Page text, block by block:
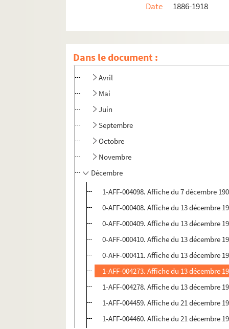
Date
1886-1918
Dans le document :
Janvier
Février
Mars
Avril
Mai
Juin
Septembre
Octobre
Novembre
Décembre
1-AFF-004098. Affiche du 7 décembre
0-AFF-000408. Affiche du 13 décembre
0-AFF-000409. Affiche du 13 décembre
0-AFF-000410. Affiche du 13 décembre
0-AFF-000411. Affiche du 13 décembre
1-AFF-004273. Affiche du 13 décembre
1-AFF-004278. Affiche du 13 décembre
1-AFF-004459. Affiche du 21 décembre
1-AFF-004460. Affiche du 21 décembre